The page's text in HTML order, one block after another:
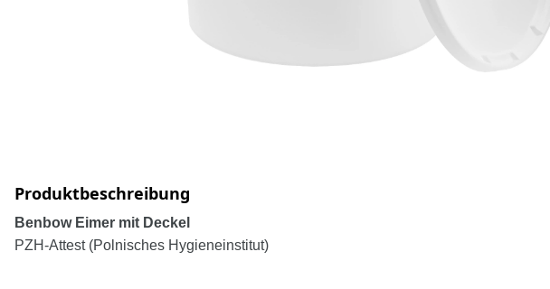
Produktbeschreibung
Benbow Eimer mit Deckel
PZH-Attest (Polnisches Hygieneinstitut)